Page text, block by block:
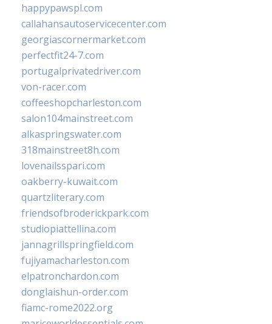
happypawspl.com
callahansautoservicecenter.com
georgiascornermarket.com
perfectfit24-7.com
portugalprivatedriver.com
von-racer.com
coffeeshopcharleston.com
salon104mainstreet.com
alkaspringswater.com
318mainstreet8h.com
lovenailsspari.com
oakberry-kuwait.com
quartzliterary.com
friendsofbroderickpark.com
studiopiattellina.com
jannagrillspringfield.com
fujiyamacharleston.com
elpatronchardon.com
donglaishun-order.com
fiamc-rome2022.org